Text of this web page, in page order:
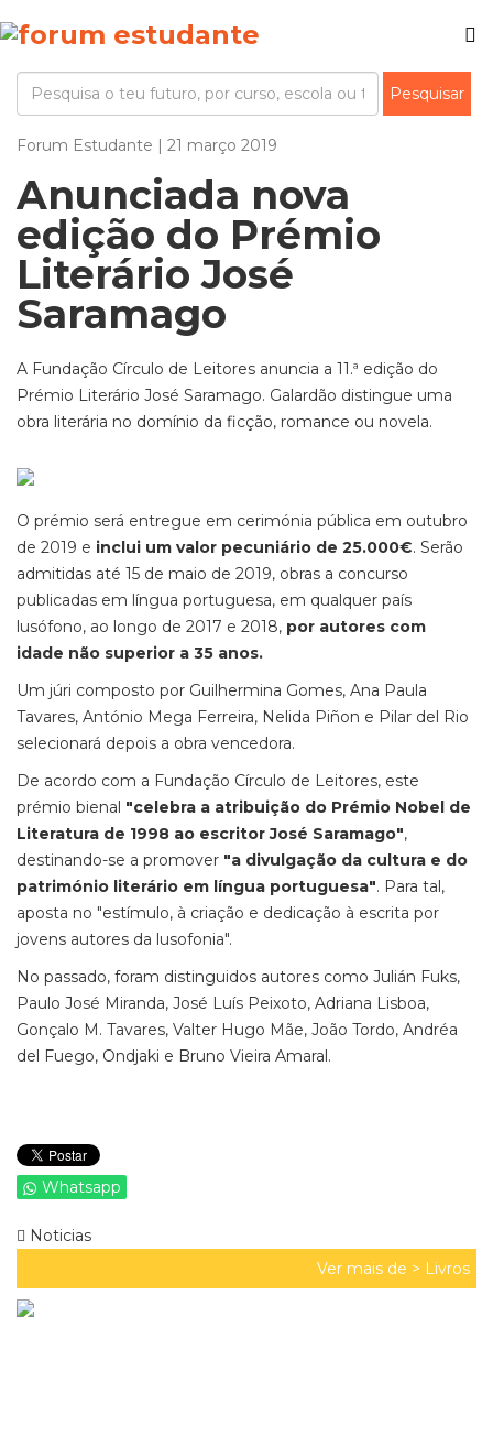
Forum Estudante | 21 março 2019
Anunciada nova
edição do Prémio
Literário José
Saramago
A Fundação Círculo de Leitores anuncia a 11.ª edição do
Prémio Literário José Saramago. Galardão distingue uma
obra literária no domínio da ficção, romance ou novela.
O prémio será entregue em cerimónia pública em outubro
de 2019 e inclui um valor pecuniário de 25.000€. Serão
admitidas até 15 de maio de 2019, obras a concurso
publicadas em língua portuguesa, em qualquer país
lusófono, ao longo de 2017 e 2018, por autores com
idade não superior a 35 anos.
Um júri composto por Guilhermina Gomes, Ana Paula
Tavares, António Mega Ferreira, Nelida Piñon e Pilar del Rio
selecionará depois a obra vencedora.
De acordo com a Fundação Círculo de Leitores, este
prémio bienal "celebra a atribuição do Prémio Nobel de
Literatura de 1998 ao escritor José Saramago",
destinando-se a promover "a divulgação da cultura e do
património literário em língua portuguesa". Para tal,
aposta no "estímulo, à criação e dedicação à escrita por
jovens autores da lusofonia".
No passado, foram distinguidos autores como Julián Fuks,
Paulo José Miranda, José Luís Peixoto, Adriana Lisboa,
Gonçalo M. Tavares, Valter Hugo Mãe, João Tordo, Andréa
del Fuego, Ondjaki e Bruno Vieira Amaral.
Whatsapp
Noticias
Ver mais de > Livros